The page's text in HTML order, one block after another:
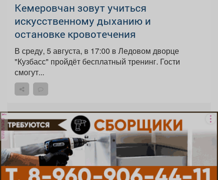
Кемеровчан зовут учиться
искусственному дыханию и
остановке кровотечения
В среду, 5 августа, в 17:00 в Ледовом дворце
"Кузбасс" пройдёт бесплатный тренинг. Гости
смогут...
реклама